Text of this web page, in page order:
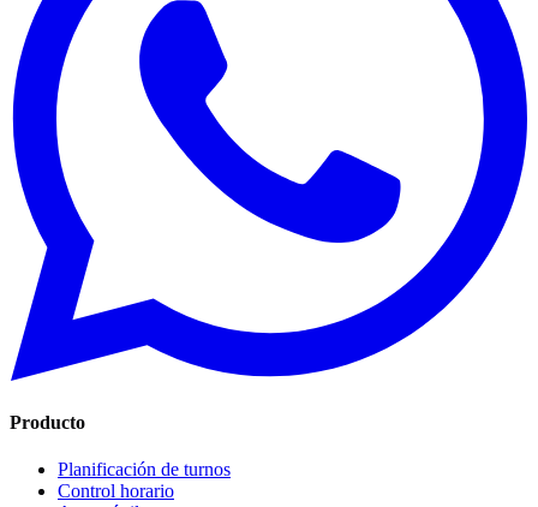
Producto
Planificación de turnos
Control horario